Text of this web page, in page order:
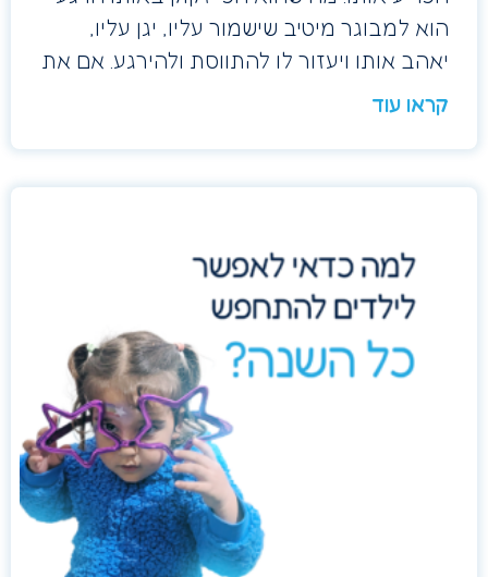
הוא למבוגר מיטיב שישמור עליו, יגן עליו,
יאהב אותו ויעזור לו להתווסת ולהירגע. אם את
קראו עוד